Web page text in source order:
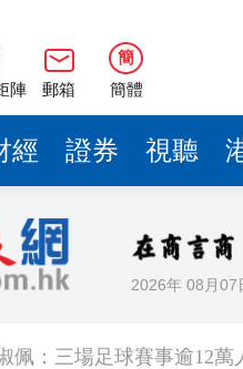
陣 郵箱
簡
簡體
經 證券 視聽
2026年 08月07
佩：三場足球賽事逾12